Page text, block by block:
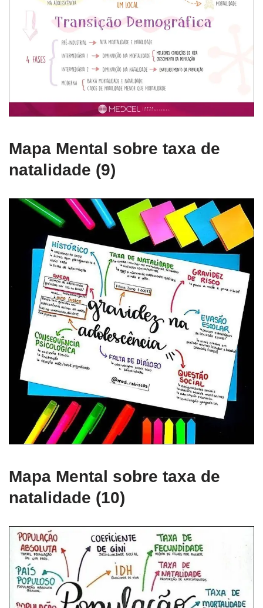
Mapa Mental sobre taxa de
natalidade (9)
Mapa Mental sobre taxa de
natalidade (10)